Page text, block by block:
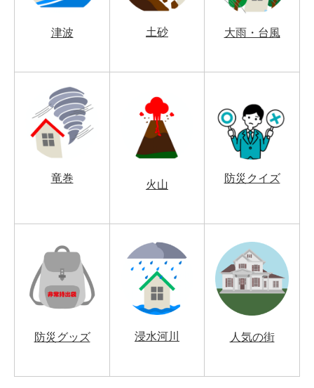
津波 土砂 大雨・台風
竜巻
火山
防災クイズ
防災グッズ 浸水河川 人気の街